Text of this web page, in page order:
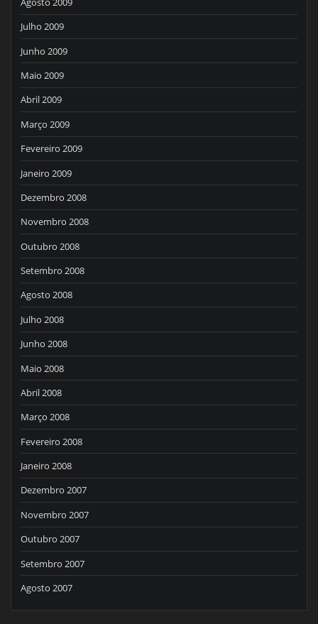
Julho 2009
Junho 2009
Maio 2009
Abril 2009
Março 2009
Fevereiro 2009
Janeiro 2009
Dezembro 2008
Novembro 2008
Outubro 2008
Setembro 2008
Agosto 2008
Julho 2008
Junho 2008
Maio 2008
Abril 2008
Março 2008
Fevereiro 2008
Janeiro 2008
Dezembro 2007
Novembro 2007
Outubro 2007
Setembro 2007
Agosto 2007